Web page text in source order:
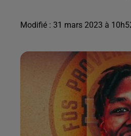
Modifié : 31 mars 2023 à